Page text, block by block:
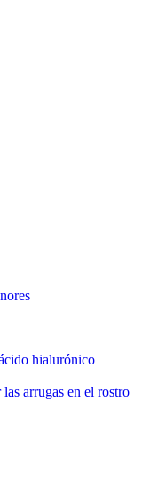
hialurónico
arrugas en el rostro